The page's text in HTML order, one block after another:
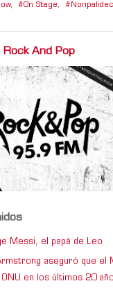
, On Stage,
Rock And Pop
Messi, el papá de Leo
aseguró que el
en los últimos 20